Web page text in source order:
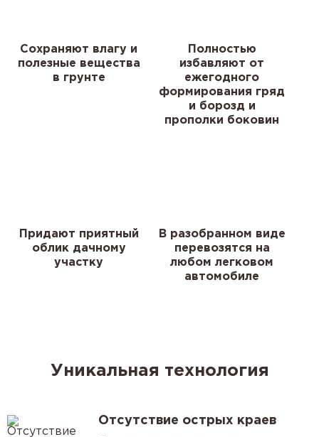
Сохраняют влагу и
полезные вещества
в грунте
Полностью
избавляют от
ежегодного
формирования гряд
и борозд и
прополки боковин
Придают приятный
облик дачному
участку
В разобранном виде
перевозятся на
любом легковом
автомобиле
Уникальная технология
Отсутствие острых краев